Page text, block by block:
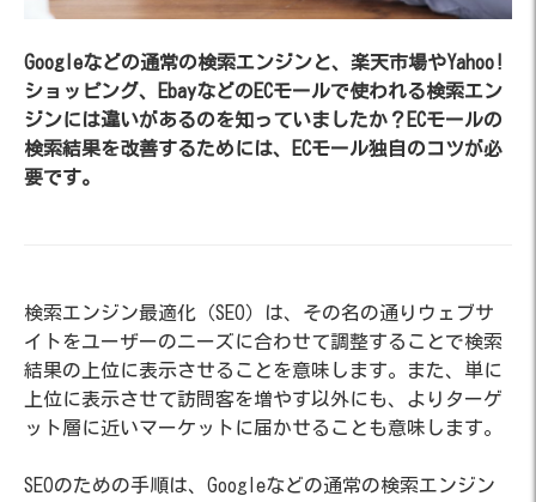
Googleなどの通常の検索エンジンと、楽天市場やYahoo!
ショッピング、EbayなどのECモールで使われる検索エン
ジンには違いがあるのを知っていましたか？ECモールの
検索結果を改善するためには、ECモール独自のコツが必
要です。
検索エンジン最適化（SEO）は、その名の通りウェブサ
イトをユーザーのニーズに合わせて調整することで検索
結果の上位に表示させることを意味します。また、単に
上位に表示させて訪問客を増やす以外にも、よりターゲ
ット層に近いマーケットに届かせることも意味します。
SEOのための手順は、Googleなどの通常の検索エンジン